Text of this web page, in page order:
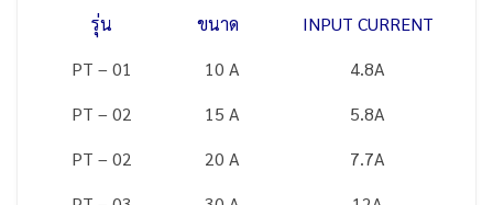
รุ่น
ขนาด
INPUT CURRENT
PT – 01
10 A
4.8A
PT – 02
15 A
5.8A
PT – 02
20 A
7.7A